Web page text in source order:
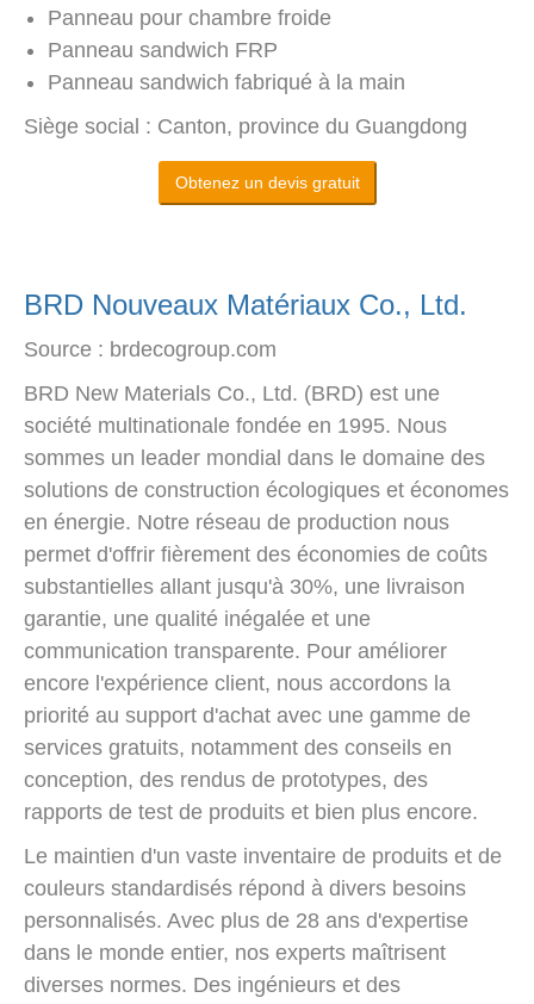
Panneau pour chambre froide
Panneau sandwich FRP
Panneau sandwich fabriqué à la main
Siège social : Canton, province du Guangdong
Obtenez un devis gratuit
BRD Nouveaux Matériaux Co., Ltd.
Source : brdecogroup.com
BRD New Materials Co., Ltd. (BRD) est une
société multinationale fondée en 1995. Nous
sommes un leader mondial dans le domaine des
solutions de construction écologiques et économes
en énergie. Notre réseau de production nous
permet d'offrir fièrement des économies de coûts
substantielles allant jusqu'à 30%, une livraison
garantie, une qualité inégalée et une
communication transparente. Pour améliorer
encore l'expérience client, nous accordons la
priorité au support d'achat avec une gamme de
services gratuits, notamment des conseils en
conception, des rendus de prototypes, des
rapports de test de produits et bien plus encore.
Le maintien d'un vaste inventaire de produits et de
couleurs standardisés répond à divers besoins
personnalisés. Avec plus de 28 ans d'expertise
dans le monde entier, nos experts maîtrisent
diverses normes. Des ingénieurs et des